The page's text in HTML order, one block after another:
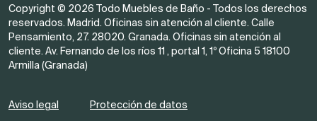
Copyright © 2026 Todo Muebles de Baño - Todos los derechos
reservados. Madrid. Oficinas sin atención al cliente. Calle
Pensamiento, 27. 28020. Granada. Oficinas sin atención al
cliente. Av. Fernando de los ríos 11 , portal 1, 1º Oficina 5 18100
Armilla (Granada)
Aviso legal
Protección de datos